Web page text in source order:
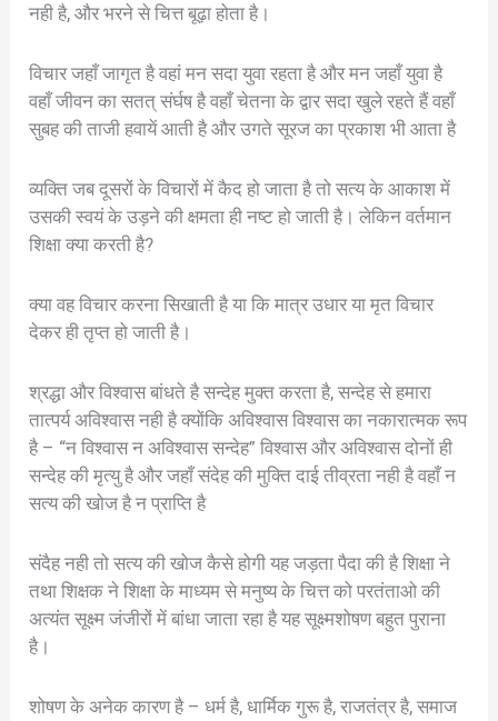
नही है, और भरने से चित्त बूढ़ा होता है।
विचार जहाँ जागृत है वहां मन सदा युवा रहता है और मन जहाँ युवा है
वहाँ जीवन का सतत् संर्घष है वहाँ चेतना के द्वार सदा खुले रहते हैं वहाँ
सुबह की ताजी हवायें आती है और उगते सूरज का प्रकाश भी आता है
व्यक्ति जब दूसरों के विचारों में कैद हो जाता है तो सत्य के आकाश में
उसकी स्वयं के उड़ने की क्षमता ही नष्ट हो जाती है। लेकिन वर्तमान
शिक्षा क्या करती है?
क्या वह विचार करना सिखाती है या कि मात्र उधार या मृत विचार
देकर ही तृप्त हो जाती है।
श्रद्धा और विश्वास बांधते है सन्देह मुक्त करता है, सन्देह से हमारा
तात्पर्य अविश्वास नही है क्योंकि अविश्वास विश्वास का नकारात्मक रूप
है – “न विश्वास न अविश्वास सन्देह” विश्वास और अविश्वास दोनों ही
सन्देह की मृत्यु है और जहाँ संदेह की मुक्ति दाई तीव्रता नही है वहाँ न
सत्य की खोज है न प्राप्ति है
संदैह नही तो सत्य की खोज कैसे होगी यह जड़ता पैदा की है शिक्षा ने
तथा शिक्षक ने शिक्षा के माध्यम से मनुष्य के चित्त को परतंताओ की
अत्यंत सूक्ष्म जंजीरों में बांधा जाता रहा है यह सूक्ष्मशोषण बहुत पुराना
है।
शोषण के अनेक कारण है – धर्म है, धार्मिक गुरू है, राजतंत्र है, समाज